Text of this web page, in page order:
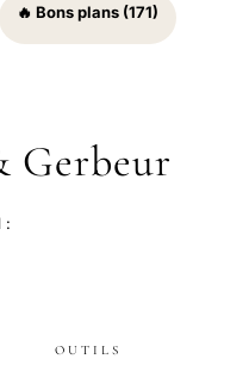
🔥 Bons plans (171)
Gerbeur
:
OUTILS